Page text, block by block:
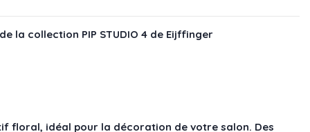
la collection PIP STUDIO 4 de Eijffinger
floral, idéal pour la décoration de votre salon. Des